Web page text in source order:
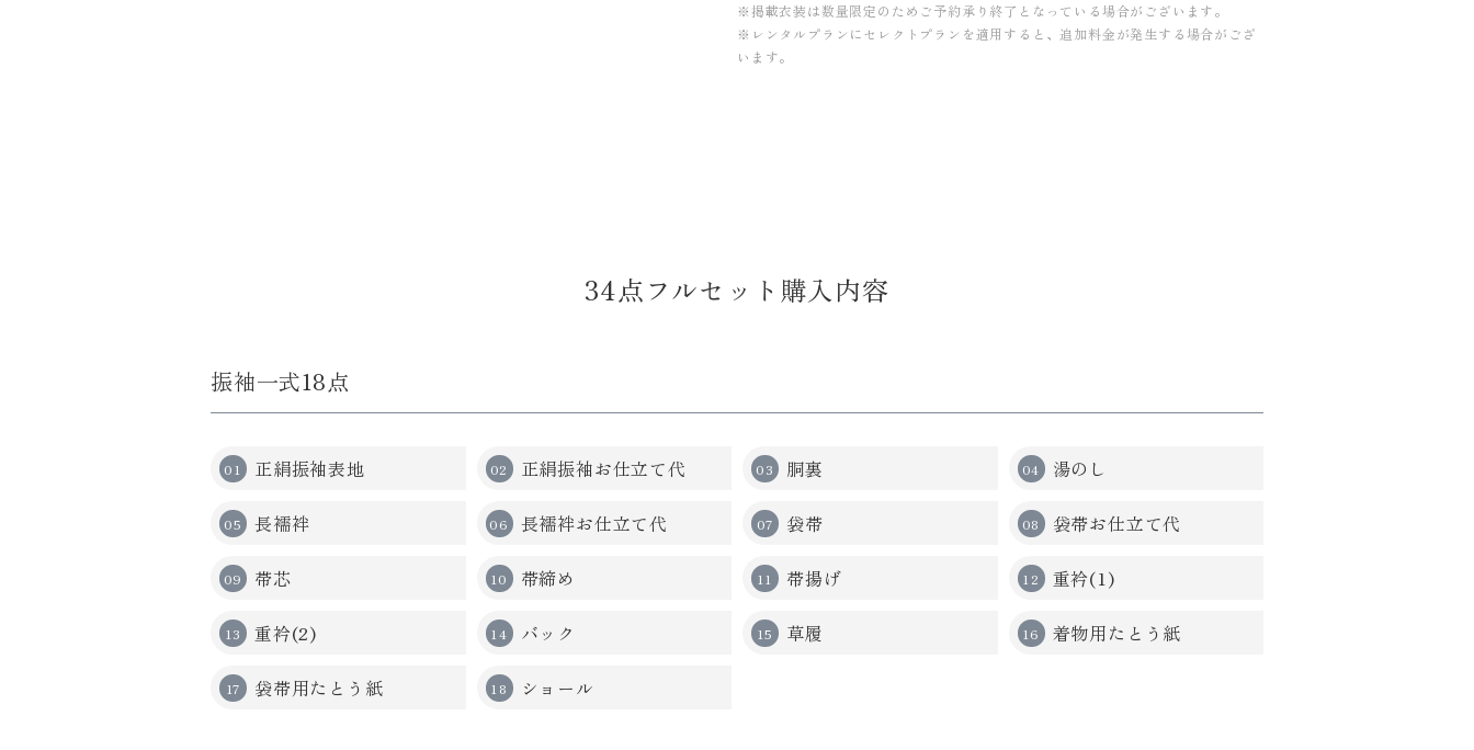
※掲載衣装は数量限定のためご予約承り終了となっている場合がございます。
※レンタルプランにセレクトプランを適用すると、追加料金が発生する場合がござ
います。
34点フルセット購入内容
振袖一式18点
正絹振袖表地 正絹振袖お仕立て代 胴裏 湯のし
長襦袢 長襦袢お仕立て代 袋帯 袋帯お仕立て代
帯芯 帯締め 帯揚げ 重衿(1)
重衿(2) バック 草履 着物用たとう紙
袋帯用たとう紙 ショール